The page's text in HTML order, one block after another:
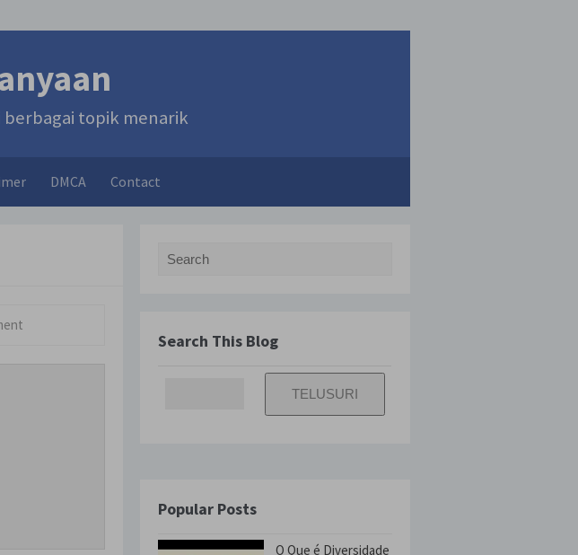
topik menarik
DMCA Contact
Search for:
Search This Blog
Popular Posts
O Que é Diversidade